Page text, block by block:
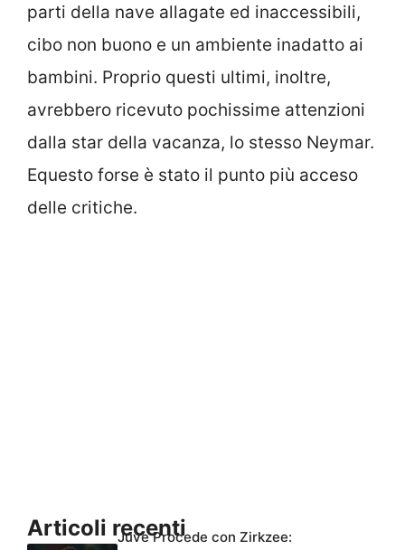
parti della nave allagate ed inaccessibili,
cibo non buono e un ambiente inadatto ai
bambini. Proprio questi ultimi, inoltre,
avrebbero ricevuto pochissime attenzioni
dalla star della vacanza, lo stesso Neymar.
Equesto forse è stato il punto più acceso
delle critiche.
Articoli recentiJuve Procede con Zirkzee: